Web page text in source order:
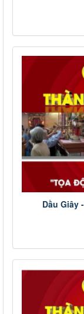
Dầu Giây